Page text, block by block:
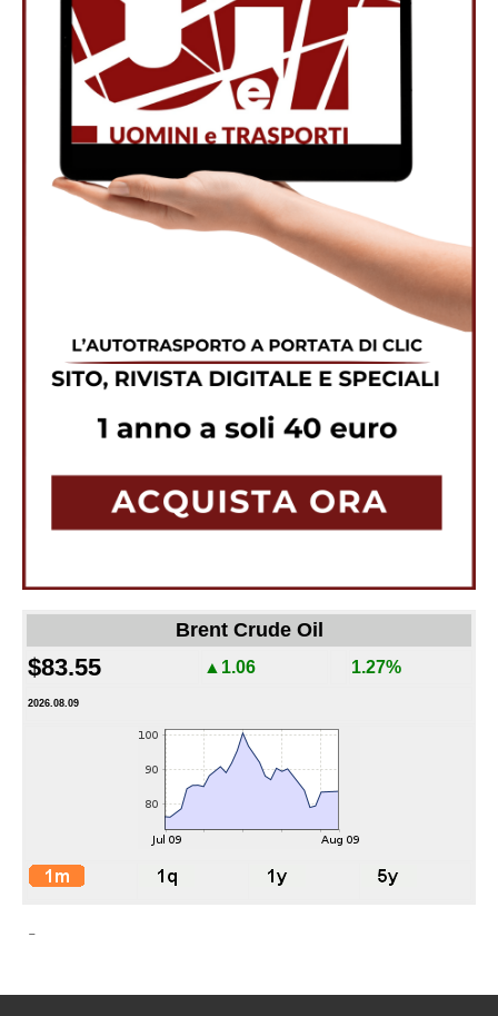
Brent Crude Oil
$83.55 ▲1.06 1.27%
2026.08.09
-